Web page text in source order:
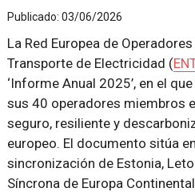
Publicado: 03/06/2026
La Red Europea de
Transporte de Electricidad (
‘Informe Anual 2025’, en el
sus 40 operadores miembros
seguro, resiliente y
europeo. El documento sitúa
sincronización de Estonia,
Síncrona de Europa